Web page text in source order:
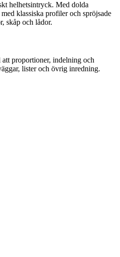
helhetsintryck. Med dolda
klassiska profiler och spröjsade
skåp och lådor.
proportioner, indelning och
lister och övrig inredning.